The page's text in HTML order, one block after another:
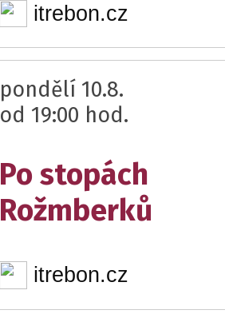
itrebon.cz
pondělí 10.8.
od 19:00 hod.
Po stopách
Rožmberků
itrebon.cz